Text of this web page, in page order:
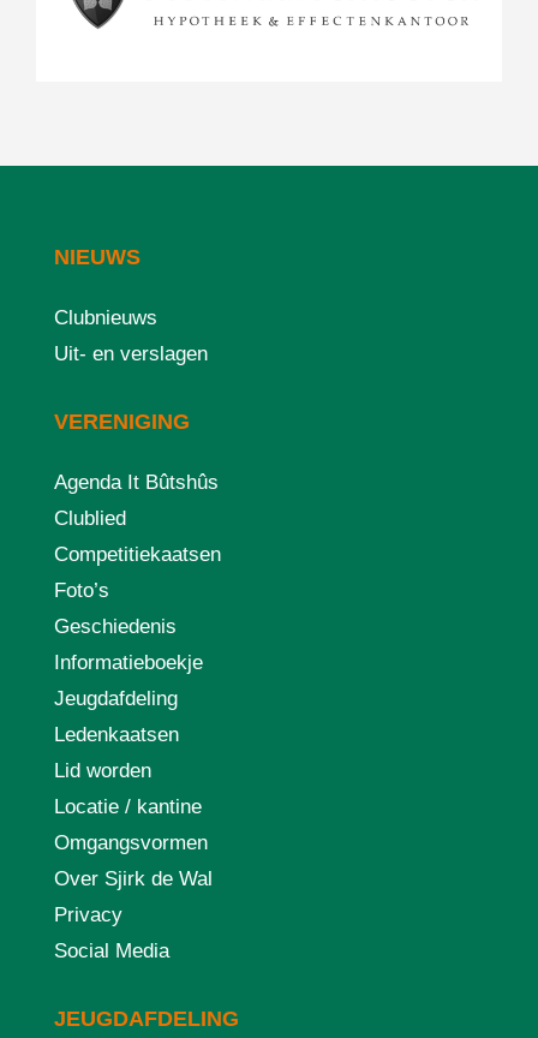
NIEUWS
Clubnieuws
Uit- en verslagen
VERENIGING
Agenda It Bûtshûs
Clublied
Competitiekaatsen
Foto’s
Geschiedenis
Informatieboekje
Jeugdafdeling
Ledenkaatsen
Lid worden
Locatie / kantine
Omgangsvormen
Over Sjirk de Wal
Privacy
Social Media
JEUGDAFDELING